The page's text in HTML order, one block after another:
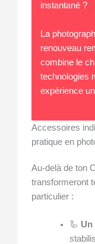
instantané ?
La
renouveau
combine le
technologies
expérience
Accessoires
pratique en
Au-delà de ton
transformeront
particulier :
🦾